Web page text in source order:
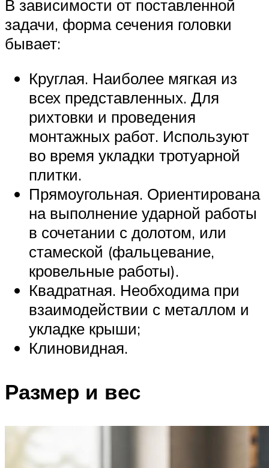
В зависимости от поставленной
задачи, форма сечения головки
бывает:
Круглая. Наиболее мягкая из
всех представленных. Для
рихтовки и проведения
монтажных работ. Используют
во время укладки тротуарной
плитки.
Прямоугольная. Ориентирована
на выполнение ударной работы
в сочетании с долотом, или
стамеской (фальцевание,
кровельные работы).
Квадратная. Необходима при
взаимодействии с металлом и
укладке крыши;
Клиновидная.
Размер и вес